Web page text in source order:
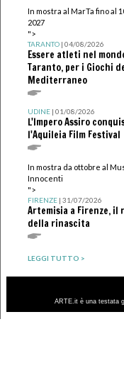
In mostra al MarTa fino al
2027
">
TARANTO| 04/08/2026
Essere atleti nel
Taranto, per i Giochi
Mediterraneo
UDINE| 01/08/2026
L'Impero Assiro
l'Aquileia Film Festival
In mostra da ottobre al
Innocenti
">
FIRENZE| 31/07/2026
Artemisia a Firenze, il
della rinascita
LEGGI TUTTO >
ARTE.it è una testata